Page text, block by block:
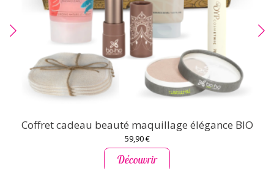
Coffret cadeau beauté maquillage élégance BIO
59,90 €
Découvrir